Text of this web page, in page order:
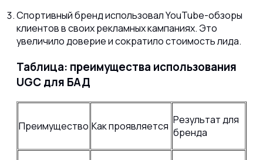
Спортивный бренд использовал YouTube-обзоры
клиентов в своих рекламных кампаниях. Это
увеличило доверие и сократило стоимость лида.
Таблица: преимущества использования
UGC для БАД
Преимущество Как проявляется Результат для
бренда